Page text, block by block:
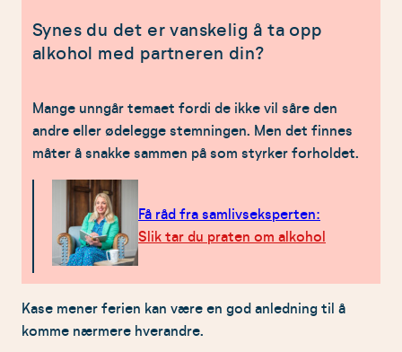
Synes du det er vanskelig å ta opp
alkohol med partneren din?
Mange unngår temaet fordi de ikke vil såre den
andre eller ødelegge stemningen. Men det finnes
måter å snakke sammen på som styrker forholdet.
Få råd fra samlivseksperten:
Slik tar du praten om alkohol
Kase mener ferien kan være en god anledning til å
komme nærmere hverandre.